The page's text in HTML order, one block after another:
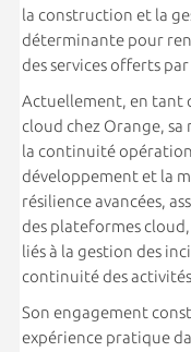
la construction et la
déterminante pour
des services offerts
Actuellement, en tant
cloud chez Orange,
la continuité
développement et la
résilience avancées,
des plateformes
liés à la gestion des
continuité des
Son engagement
expérience pratique